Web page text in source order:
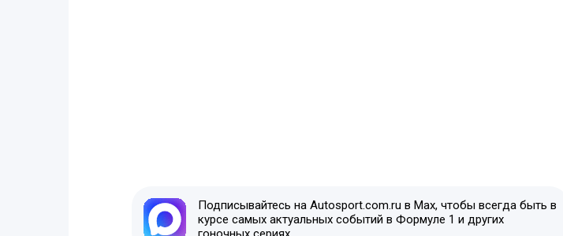
Подписывайтесь на Autosport.com.ru в Max, чтобы всегда быть в
курсе самых актуальных событий в Формуле 1 и других